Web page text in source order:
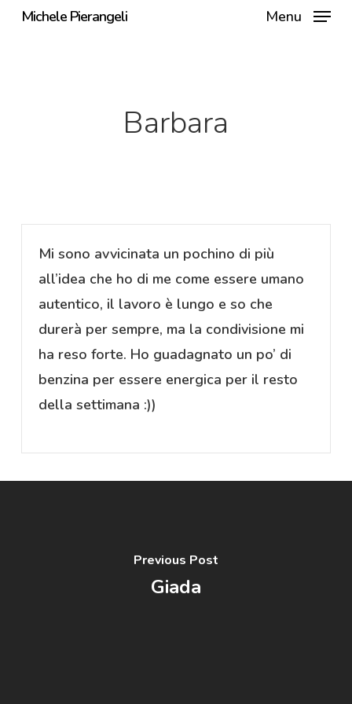
SkipMichele Pierangeli Menu
Barbara
Mi sono avvicinata un pochino di più
all’idea che ho di me come essere umano
autentico, il lavoro è lungo e so che
durerà per sempre, ma la condivisione mi
ha reso forte. Ho guadagnato un po’ di
benzina per essere energica per il resto
della settimana :))
Previous Post
Giada